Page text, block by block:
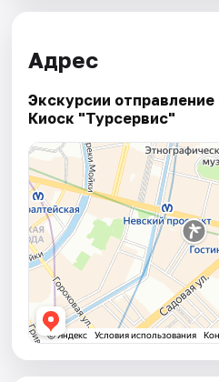
Адрес
Экскурсии
Киоск "Турсервис"